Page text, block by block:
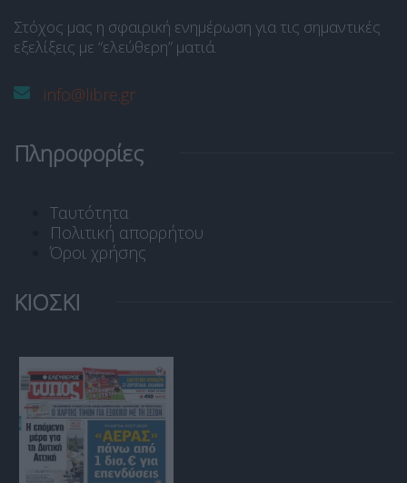
Στόχος μας η σφαιρική ενημέρωση για τις σημαντικές
εξελίξεις με “ελεύθερη” ματιά.
info@libre.gr
Πληροφορίες
Ταυτότητα
Πολιτική απορρήτου
Όροι χρήσης
ΚΙΟΣΚΙ